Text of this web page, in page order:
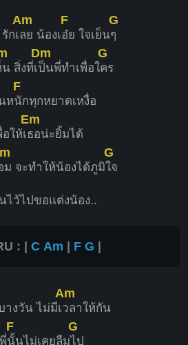
กเ
Am
ลย น้องเ
F
อ๋ย ใจเย็น
G
ๆ
สิ่งที่เ
Dm
ป็นพี่ทำเพื่อใ
G
คร
ห
F
นักทุกหยาดเหงื่อ
อให้เ
Em
ธอน่ะยิ้มได้
ม จะทำให้น้องได้ภูมิ
G
ใจ
นไว้ไปขอแต่งน้อง..
: | C Am | F G |
างวัน ไม่มีเ
Am
วลาให้กัน
F
นั้นไม่เคยลืม
G
ไป